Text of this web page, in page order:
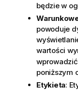
będzie w
powoduje
wartości
poniższym
Etykieta: